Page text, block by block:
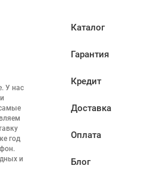
У нас
год
и
Каталог
Гарантия
Кредит
Доставка
Оплата
Блог